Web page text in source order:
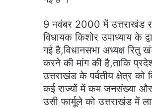
9 नवंबर 2000 में उत्तराखंड
विधायक किशोर उपाध्याय के
गई है,विधानसभा अध्यक्ष रितु
करने की मांग की है,ताकि
उत्तराखंड के पर्वतीय क्षेत्र
कई राज्यों में कम जनसंख्या
उसी फार्मूले को उत्तराखंड में